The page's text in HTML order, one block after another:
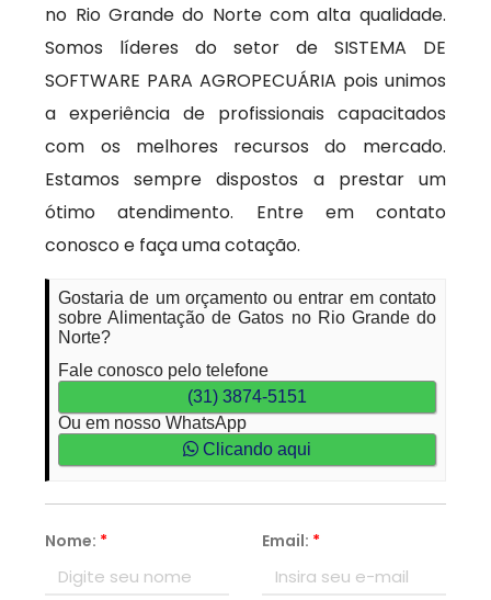
no Rio Grande do Norte com alta qualidade.
Somos líderes do setor de SISTEMA DE
SOFTWARE PARA AGROPECUÁRIA pois unimos
a experiência de profissionais capacitados
com os melhores recursos do mercado.
Estamos sempre dispostos a prestar um
ótimo atendimento. Entre em contato
conosco e faça uma cotação.
Gostaria de um orçamento ou entrar em contato
sobre Alimentação de Gatos no Rio Grande do
Norte?
Fale conosco pelo telefone
(31) 3874-5151
Ou em nosso WhatsApp
Clicando aqui
Nome: * Email: *